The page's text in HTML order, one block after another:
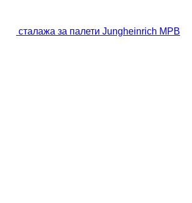
сталажа за палети Jungheinrich MPB